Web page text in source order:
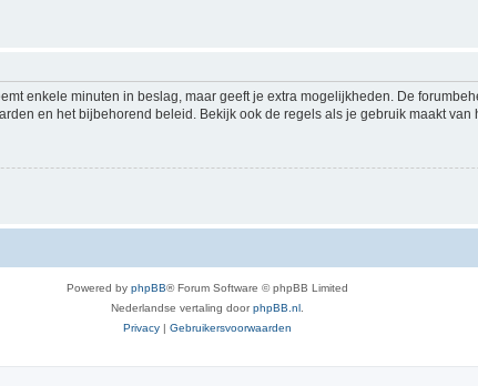
enkele minuten in beslag, maar geeft je extra mogelijkheden. De
en het bijbehorend beleid. Bekijk ook de regels als je gebruik maakt van
Powered by phpBB® Forum Software © phpBB Limited
Nederlandse vertaling doorphpBB.nl.
Privacy | Gebruikersvoorwaarden